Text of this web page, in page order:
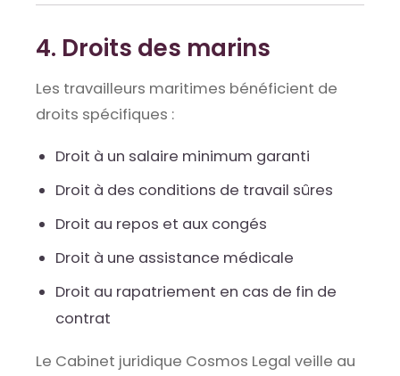
4. Droits des marins
Les travailleurs maritimes bénéficient de
droits spécifiques :
Droit à un salaire minimum garanti
Droit à des conditions de travail sûres
Droit au repos et aux congés
Droit à une assistance médicale
Droit au rapatriement en cas de fin de
contrat
Le Cabinet juridique Cosmos Legal veille au